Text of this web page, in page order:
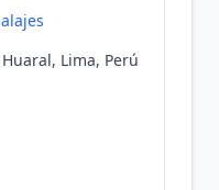
Lima, Perú